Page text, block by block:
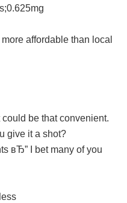
affordable than local
be that convenient.
give it a shot?
вЂ” I bet many of you